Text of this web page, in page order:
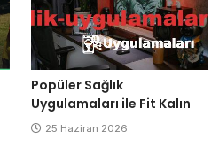
Popüler Sağlık
Uygulamaları ile Fit Kalın
25 Haziran 2026